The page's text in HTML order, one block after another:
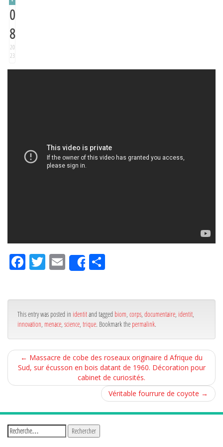
0
8
20
23
Fa
bo
ok
Tw
er
Em
ail
Share
ge
r
This entry was posted in identitand tagged biom, corps, documentaire, identit,
innovation, menace, science, trique. Bookmark the permalink.
← Massacre de cobe des roseaux originaire d Afrique du
Sud, sur écusson en bois datant de 1960. Décoration pour
cabinet de curiosités.
Véritable fourrure de coyote →